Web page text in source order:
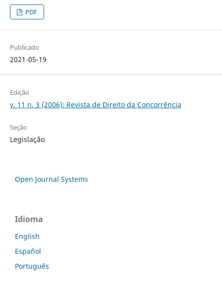
PDF
Publicado
2021-05-19
Edição
v. 11 n. 3 (2006): Revista de Direito da Concorrência
Seção
Legislação
Open Journal Systems
Idioma
English
Español
Português